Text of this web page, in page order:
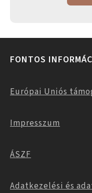
FONTOS
Európai Uniós
Impresszum
ÁSZF
Adatkezelési és